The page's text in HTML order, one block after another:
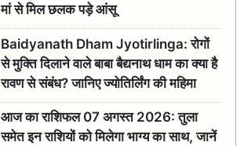
मां से मिल छलक पड़े आंसू
Baidyanath Dham Jyotirlinga: रोगों
से मुक्ति दिलाने वाले बाबा बैद्यनाथ धाम का क्या है
रावण से संबंध? जानिए ज्योतिर्लिंग की महिमा
आज का राशिफल 07 अगस्त 2026: तुला
समेत इन राशियों को मिलेगा भाग्य का साथ, जानें